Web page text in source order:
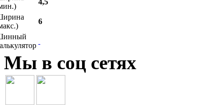
4,5
6
Мы в соц сетях